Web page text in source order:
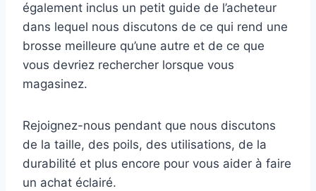
également inclus un petit guide de l’acheteur
dans lequel nous discutons de ce qui rend une
brosse meilleure qu’une autre et de ce que
vous devriez rechercher lorsque vous
magasinez.
Rejoignez-nous pendant que nous discutons
de la taille, des poils, des utilisations, de la
durabilité et plus encore pour vous aider à faire
un achat éclairé.